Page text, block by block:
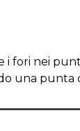
i fori nei
una punta